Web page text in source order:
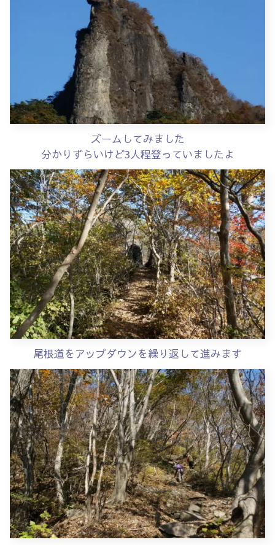
ズームしてみました
分かりずらいけど3人程登っていましたよ
尾根道をアップダウンを繰り返して進みます